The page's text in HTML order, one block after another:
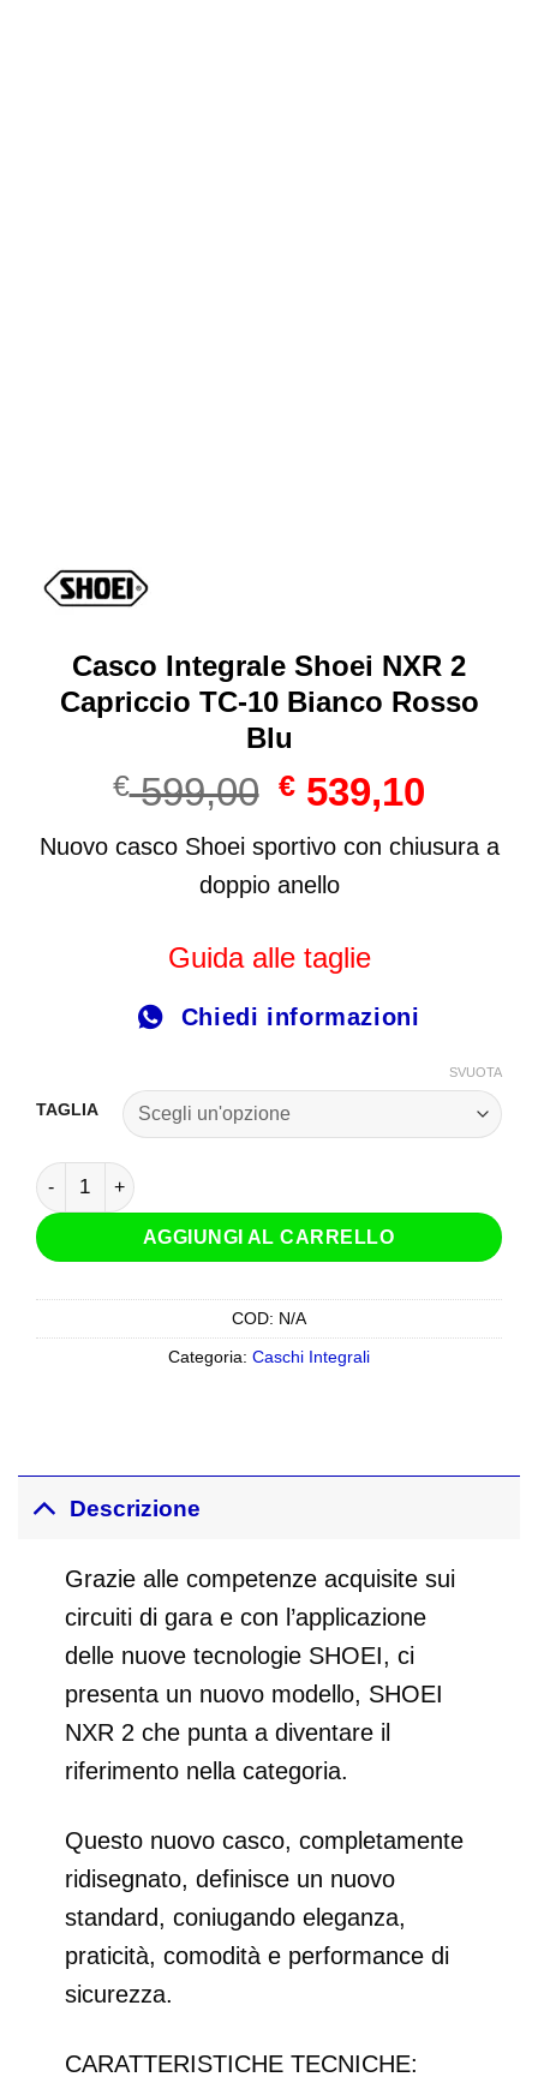
Casco Integrale Shoei NXR 2
Capriccio TC-10 Bianco Rosso
Blu
€599,00 Il
prezzo
originale
era:
€ 539,10
attuale
Nuovo casco Shoei sportivo con chiusura a
doppio anello
Guida alle taglie
Chiedi informazioni
TAGLIA
SVUOTA
Casco Integrale Shoei NXR 2 Capriccio TC-10 Bianco
AGGIUNGI AL CARRELLO
COD: N/A
Categoria: Caschi Integrali
Descrizione
Grazie alle competenze acquisite sui
circuiti di gara e con l’applicazione
delle nuove tecnologie SHOEI, ci
presenta un nuovo modello, SHOEI
NXR 2 che punta a diventare il
riferimento nella categoria.
Questo nuovo casco, completamente
ridisegnato, definisce un nuovo
standard, coniugando eleganza,
praticità, comodità e performance di
sicurezza.
CARATTERISTICHE TECNICHE: